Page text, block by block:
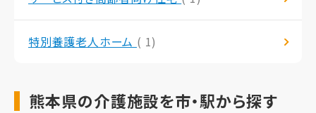
特別養護老人ホーム ( 1)
熊本県の介護施設を市・駅から探す